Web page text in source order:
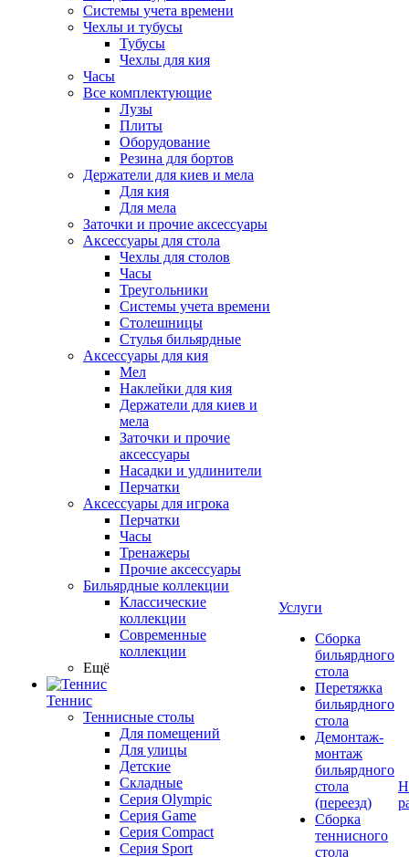
Системы учета времени
Чехлы и тубусы
Тубусы
Чехлы для кия
Часы
Все комплектующие
Лузы
Плиты
Оборудование
Резина для бортов
Держатели для киев и мела
Для кия
Для мела
Заточки и прочие аксессуары
Аксессуары для стола
Чехлы для столов
Часы
Треугольники
Системы учета времени
Столешницы
Стулья бильярдные
Аксессуары для кия
Мел
Наклейки для кия
Держатели для киев и
мела
Заточки и прочие
аксессуары
Насадки и удлинители
Перчатки
Аксессуары для игрока
Перчатки
Часы
Тренажеры
Прочие аксессуары
Бильярдные коллекции
Классические
коллекции
Современные
коллекции
Ещё
Теннис
Теннисные столы
Для помещений
Для улицы
Детские
Складные
Серия Olympic
Серия Game
Серия Compact
Серия Sport
Услуги
Сборка
бильярдного
стола
Перетяжка
бильярдного
стола
Демонтаж-
монтаж
бильярдного
стола
(переезд)
Сборка
теннисного
стола